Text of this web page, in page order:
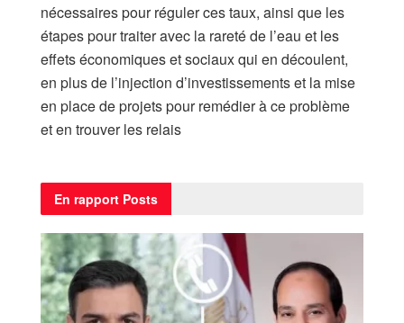
nécessaires pour réguler ces taux, ainsi que les
étapes pour traiter avec la rareté de l’eau et les
effets économiques et sociaux qui en découlent,
en plus de l’injection d’investissements et la mise
en place de projets pour remédier à ce problème
et en trouver les relais
En rapport Posts